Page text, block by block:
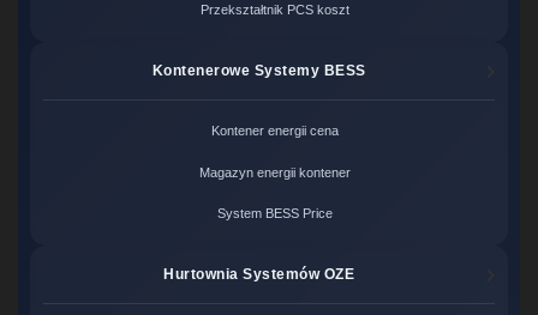
Przekształtnik PCS koszt
Kontenerowe Systemy BESS
Kontener energii cena
Magazyn energii kontener
System BESS Price
Hurtownia Systemów OZE